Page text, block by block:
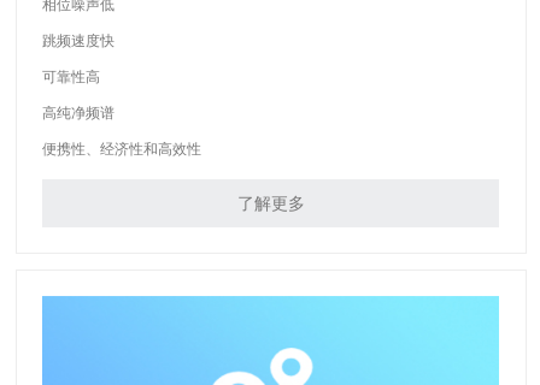
相位噪声低
跳频速度快
可靠性高
高纯净频谱
便携性、经济性和高效性
了解更多